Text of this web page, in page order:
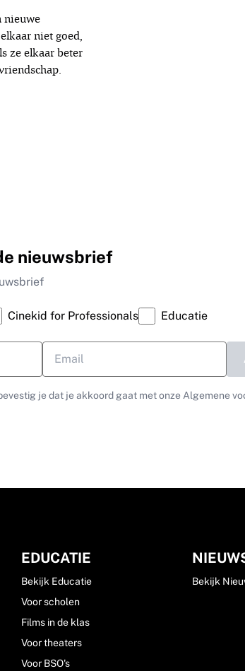
nieuwe
niet goed,
ze elkaar beter
nieuwsbrief
Cinekid for Professionals Educatie
je dat je akkoord gaat met onze Algemene
EDUCATIE
Bekijk Educatie
Voor scholen
Films in de klas
Voor theaters
Voor BSO's
Bekijk